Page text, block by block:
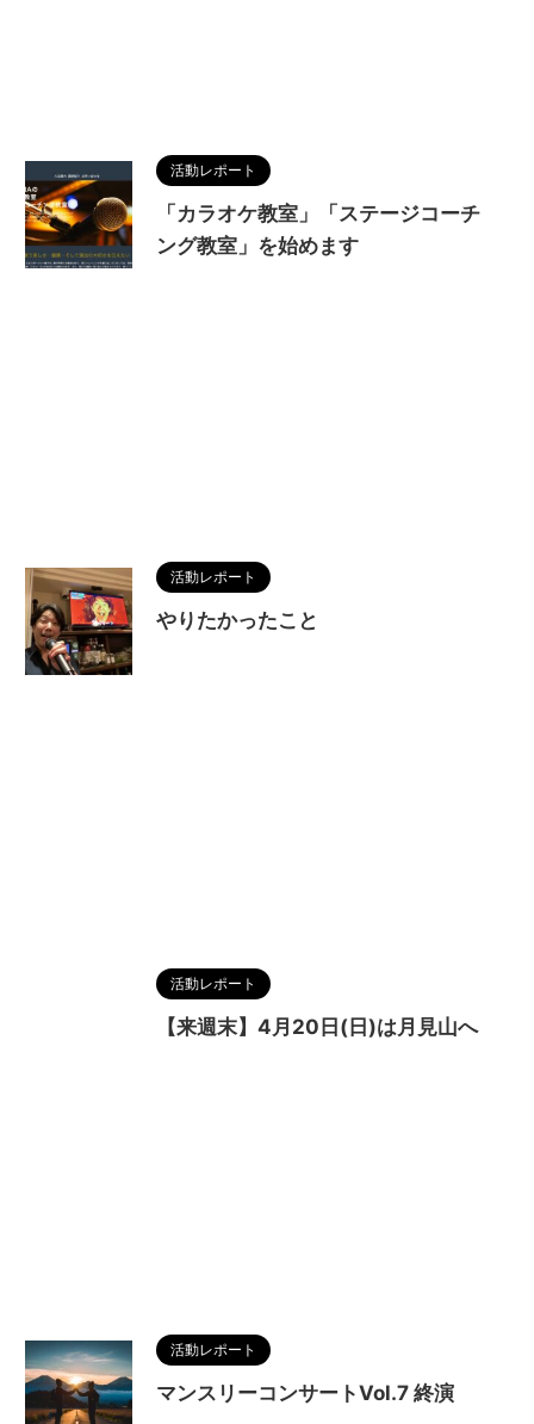
活動レポート
「カラオケ教室」「ステージコーチ
ング教室」を始めます
活動レポート
やりたかったこと
活動レポート
【来週末】4月20日(日)は月見山へ
活動レポート
マンスリーコンサートVol.7 終演